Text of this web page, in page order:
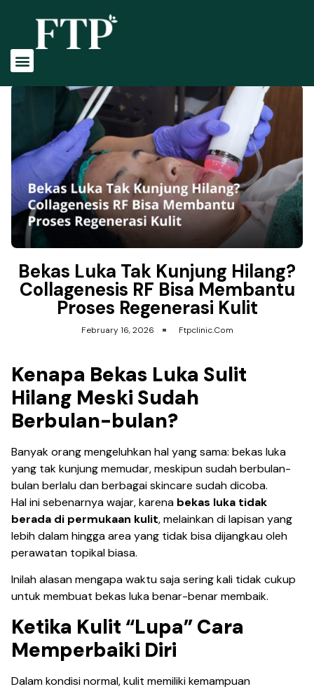
Bekas Luka Tak Kunjung Hilang?
Collagenesis RF Bisa Membantu
Proses Regenerasi Kulit
February 16, 2026 Ftpclinic.com
Kenapa Bekas Luka Sulit
Hilang Meski Sudah
Berbulan-bulan?
Banyak orang mengeluhkan hal yang sama: bekas luka
yang tak kunjung memudar, meskipun sudah berbulan-
bulan berlalu dan berbagai skincare sudah dicoba.
Hal ini sebenarnya wajar, karena bekas luka tidak
berada di permukaan kulit, melainkan di lapisan yang
lebih dalam hingga area yang tidak bisa dijangkau oleh
perawatan topikal biasa.
Inilah alasan mengapa waktu saja sering kali tidak cukup
untuk membuat bekas luka benar-benar membaik.
Ketika Kulit “Lupa” Cara
Memperbaiki Diri
Dalam kondisi normal, kulit memiliki kemampuan